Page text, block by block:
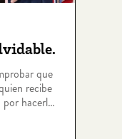
que
recibe
por hacerlo